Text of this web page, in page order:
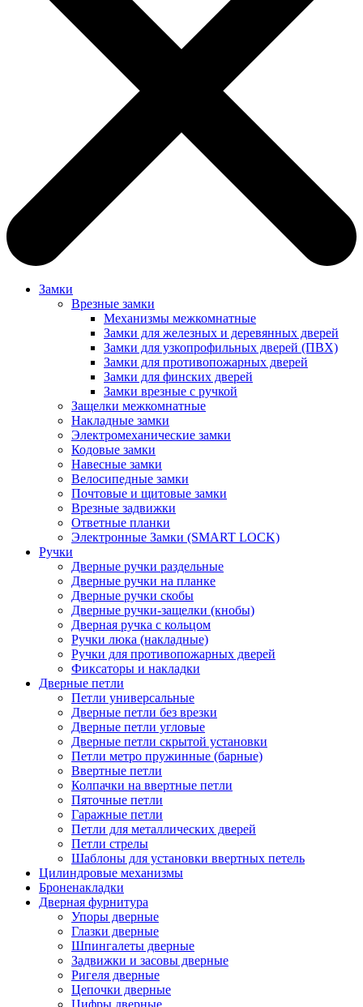
Замки
Врезные замки
Механизмы межкомнатные
Замки для железных и деревянных дверей
Замки для узкопрофильных дверей (ПВХ)
Замки для противопожарных дверей
Замки для финских дверей
Замки врезные с ручкой
Защелки межкомнатные
Накладные замки
Электромеханические замки
Кодовые замки
Навесные замки
Велосипедные замки
Почтовые и щитовые замки
Врезные задвижки
Ответные планки
Электронные Замки (SMART LOCK)
Ручки
Дверные ручки раздельные
Дверные ручки на планке
Дверные ручки скобы
Дверные ручки-защелки (кнобы)
Дверная ручка с кольцом
Ручки люка (накладные)
Ручки для противопожарных дверей
Фиксаторы и накладки
Дверные петли
Петли универсальные
Дверные петли без врезки
Дверные петли угловые
Дверные петли скрытой установки
Петли метро пружинные (барные)
Ввертные петли
Колпачки на ввертные петли
Пяточные петли
Гаражные петли
Петли для металлических дверей
Петли стрелы
Шаблоны для установки ввертных петель
Цилиндровые механизмы
Броненакладки
Дверная фурнитура
Упоры дверные
Глазки дверные
Шпингалеты дверные
Задвижки и засовы дверные
Ригеля дверные
Цепочки дверные
Цифры дверные